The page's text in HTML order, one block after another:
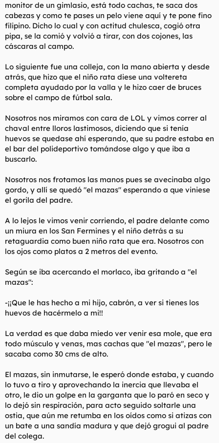
monitor de un gimlasio, está todo cachas, te saca dos
cabezas y como te pases un pelo viene aquí y te pone fino
filipino. Dicho lo cual y con actitud chulesca, cogió otra
pipa, se la comió y volvió a tirar, con dos cojones, las
cáscaras al campo.
Lo siguiente fue una colleja, con la mano abierta y desde
atrás, que hizo que el niño rata diese una voltereta
completa ayudado por la valla y le hizo caer de bruces
sobre el campo de fútbol sala.
Nosotros nos miramos con cara de LOL y vimos correr al
chaval entre lloros lastimosos, diciendo que si tenía
huevos se quedase ahí esperando, que su padre estaba en
el bar del polideportivo tomándose algo y que iba a
buscarlo.
Nosotros nos frotamos las manos pues se avecinaba algo
gordo, y allí se quedó "el mazas" esperando a que viniese
el gorila del padre.
A lo lejos le vimos venir corriendo, el padre delante como
un miura en los San Fermines y el niño detrás a su
retaguardia como buen niño rata que era. Nosotros con
los ojos como platos a 2 metros del evento.
Según se iba acercando el morlaco, iba gritando a "el
mazas":
-¡¡Que le has hecho a mi hijo, cabrón, a ver si tienes los
huevos de hacérmelo a mi!!
La verdad es que daba miedo ver venir esa mole, que era
todo músculo y venas, mas cachas que "el mazas", pero le
sacaba como 30 cms de alto.
El mazas, sin inmutarse, le esperó donde estaba, y cuando
lo tuvo a tiro y aprovechando la inercia que llevaba el
otro, le dio un golpe en la garganta que lo paró en seco y
lo dejó sin respiración, para acto seguido soltarle una
ostia, que aún me retumba en los oídos como si atizas con
un bate a una sandía madura y que dejó grogui al padre
del colega.